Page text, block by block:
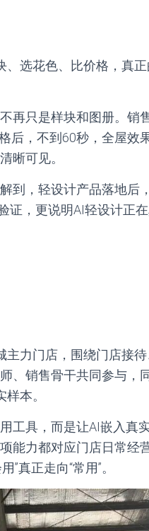
、选花色、比价格，真
再只是样块和图册。销
后，不到60秒，全屋效
晰可见。
到，轻设计产品落地后
证，更说明AI轻设计正
力门店，围绕门店接
、销售骨干共同参与，
本。
工具，而是让AI嵌入真
能力都对应门店日常经
真正走向“常用”。